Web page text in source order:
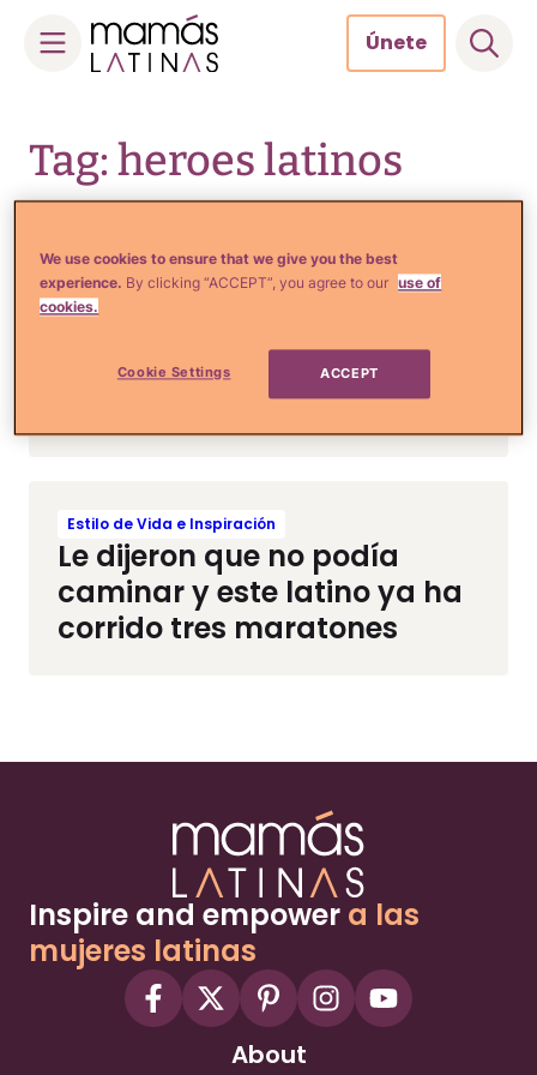
content
Únete
Tag: heroes latinos
Estilo de Vida e Inspiración
9 Tragedias recientes que
solidarizaron con los más
necesitados (FOTOS)
Estilo de Vida e Inspiración
Le dijeron que no podía
caminar y este latino ya ha
corrido tres maratones
Inspire and empower a las
mujeres latinas
About
We use cookies to ensure that we give you the best
experience. By clicking “ACCEPT”, you agree to our use of
cookies.
Cookie Settings ACCEPT